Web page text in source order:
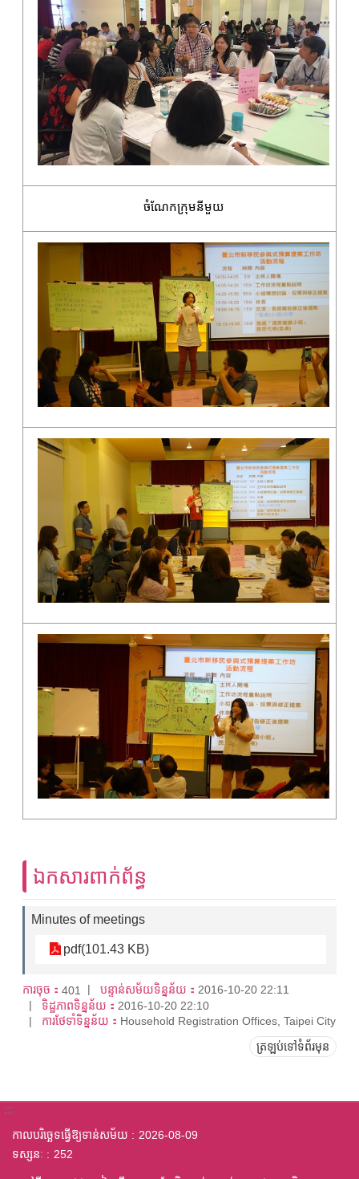
ចំណែកក្រុមនីមួយ
ឯកសារពាក់ព័ន្ធ
Minutes of meetings
pdf(101.43 KB)
ការចុច： 401 បន្ទាន់សម័យទិន្នន័យ： 2016-10-20 22:11
ទិដ្ឋភាពទិន្នន័យ： 2016-10-20 22:10
ការថែទាំទិន្នន័យ： Household Registration Offices, Taipei City
ត្រឡប់ទៅទំព័រមុន
:::
កាលបរិច្ឆេទធ្វើឱ្យទាន់សម័យ
2026-08-09
ទស្សនៈ
252